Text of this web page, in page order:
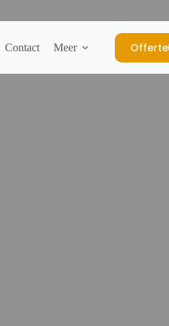
Contact Meer Offerte